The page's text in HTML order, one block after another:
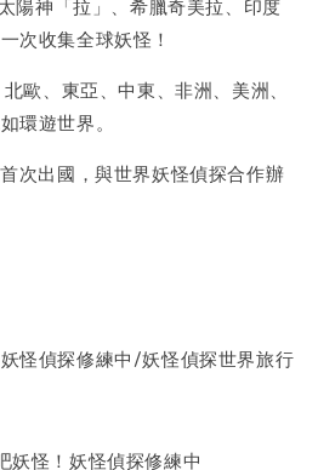
陽神「拉」、希臘奇美拉、印度
次收集全球妖怪！
歐、東亞、中東、非洲、美洲、
環遊世界。
次出國，與世界妖怪偵探合作辦
怪偵探修練中/妖怪偵探世界旅行
怪！妖怪偵探修練中